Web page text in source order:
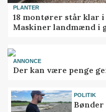
PLANTER
18 montører står klar i
Maskiner landmænd i
ANNONCE
Der kan være penge
POLITIK
Bønder